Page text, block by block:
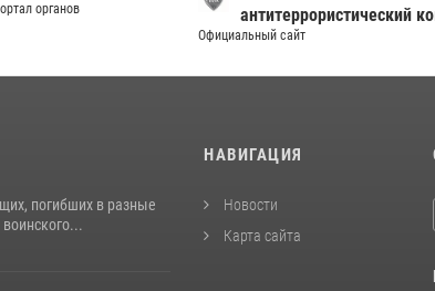
органов
антитеррористический
Официальный сайт
погибших в разные
НАВИГАЦИЯ
Новости
Карта сайта